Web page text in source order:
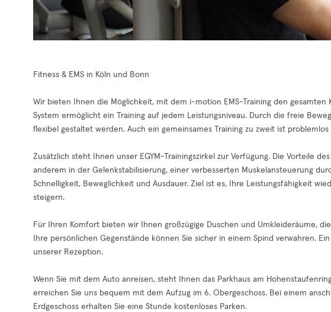
Fitness & EMS in Köln und Bonn
Wir bieten Ihnen die Möglichkeit, mit dem i-motion EMS-Training den gesamten
System ermöglicht ein Training auf jedem Leistungsniveau. Durch die freie
flexibel gestaltet werden. Auch ein gemeinsames Training zu zweit ist problemlos
Zusätzlich steht Ihnen unser EGYM-Trainingszirkel zur Verfügung. Die Vorteile
anderem in der Gelenkstabilisierung, einer verbesserten Muskelansteuerung
Schnelligkeit, Beweglichkeit und Ausdauer. Ziel ist es, Ihre Leistungsfähigkeit
steigern.
Für Ihren Komfort bieten wir Ihnen großzügige Duschen und Umkleideräume,
Ihre persönlichen Gegenstände können Sie sicher in einem Spind verwahren.
unserer Rezeption.
Wenn Sie mit dem Auto anreisen, steht Ihnen das Parkhaus am
erreichen Sie uns bequem mit dem Aufzug im 6. Obergeschoss. Bei einem
Erdgeschoss erhalten Sie eine Stunde kostenloses Parken.